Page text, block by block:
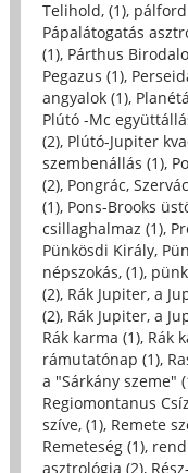
Telihold, (1),
Pápalátogatás
(1), Párthus
Pegazus (1),
angyalok (1),
Plútó -Mc
(2), Plútó-Jupiter
szembenállás (1),
(2), Pongrác,
(1), Pons-Brooks
csillaghalmaz (1),
Pünkösdi Király,
népszokás, (1),
(2), Rák Jupiter, a
(2), Rák Jupiter, a
Rák karma (1), Rák
rámutatónap (1),
a "Sárkány szeme"
Regiomontanus
szíve, (1), Remete
Remeteség (1),
asztrológia (2),